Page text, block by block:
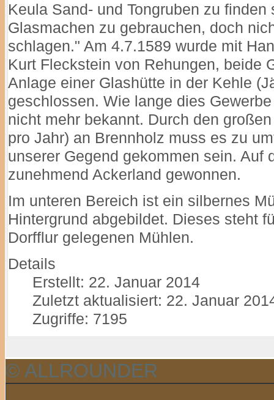
Keula Sand- und Tongruben zu finden
Glasmachen zu gebrauchen, doch
schlagen." Am 4.7.1589 wurde mit
Kurt Fleckstein von Rehungen, beide
Anlage einer Glashütte in der Kehle
geschlossen. Wie lange dies
nicht mehr bekannt. Durch den
pro Jahr) an Brennholz muss es zu
unserer Gegend gekommen sein. Auf
zunehmend Ackerland gewonnen.
Im unteren Bereich ist ein silbernes
Hintergrund abgebildet. Dieses steht
Dorfflur gelegenen Mühlen.
Details
Erstellt: 22. Januar 2014
Zuletzt aktualisiert: 22. Januar
Zugriffe: 7195
© ALLROUNDER